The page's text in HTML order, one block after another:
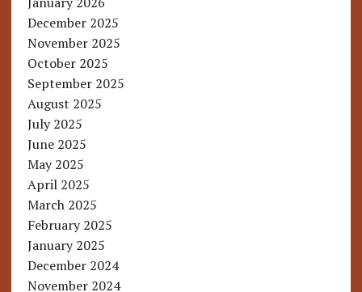
December 2025
November 2025
October 2025
September 2025
August 2025
July 2025
June 2025
May 2025
April 2025
March 2025
February 2025
January 2025
December 2024
November 2024